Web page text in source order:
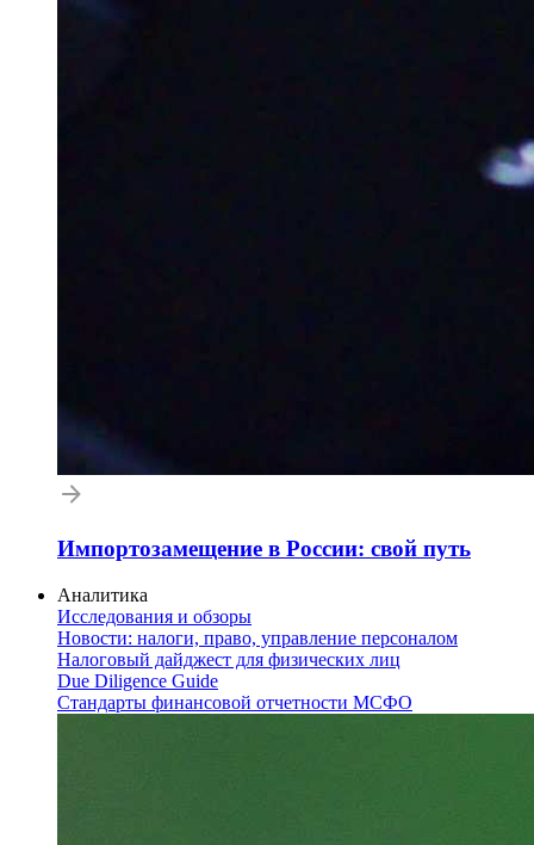
Импортозамещение в России: свой путь
Аналитика
Исследования и обзоры
Новости: налоги, право, управление персоналом
Налоговый дайджест для физических лиц
Due Diligence Guide
Стандарты финансовой отчетности МСФО